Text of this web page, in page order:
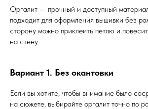
Оргалит — прочный и доступный
подходит для оформления вышивки без
сторону можно приклеить петлю и
на стену.
Вариант 1. Без окантовки
Если вы хотите, чтобы внимание было
на сюжете, выбирайте оргалит точно по